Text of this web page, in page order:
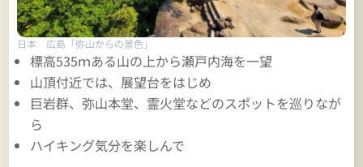
日本 広島「弥山からの景色」
標高535ｍある山の上から瀬戸内海を一望
山頂付近では、展望台をはじめ
巨岩群、弥山本堂、霊火堂などのスポットを巡りなが
ら
ハイキング気分を楽しんで